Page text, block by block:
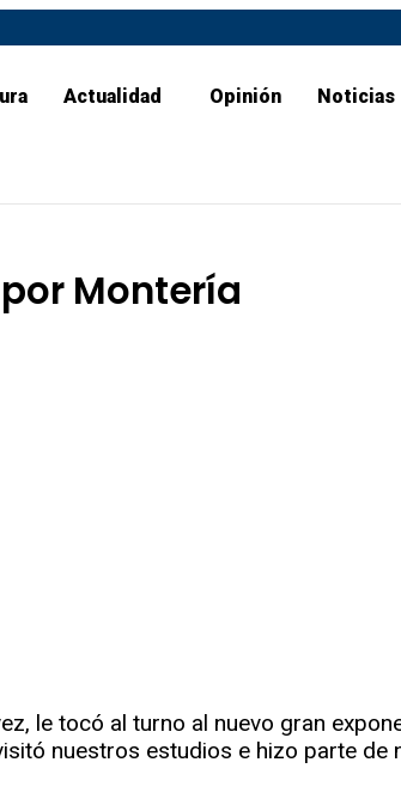
Actualidad Opinión Noticias
Montería
le tocó al turno al nuevo gran
nuestros estudios e hizo parte